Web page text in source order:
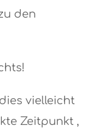
den
vielleicht
Zeitpunkt ,